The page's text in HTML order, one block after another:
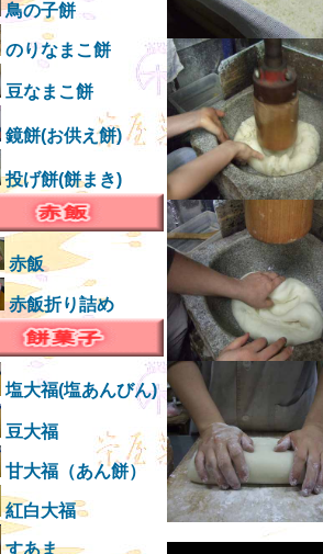
鳥の子餅
のりなまこ餅
豆なまこ餅
鏡餅(お供え餅)
投げ餅(餅まき)
赤飯
赤飯折り詰め
塩大福(塩あんびん)
豆大福
甘大福（あん餅）
紅白大福
すあま